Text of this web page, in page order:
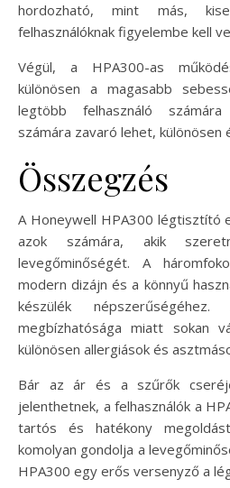
hordozható, mint más,
felhasználóknak figyelembe kell
Végül, a HPA300-as
különösen a magasabb
legtöbb felhasználó
számára zavaró lehet, különösen
Összegzés
A Honeywell HPA300 légtisztító
azok számára, akik
levegőminőségét. A
modern dizájn és a könnyű
készülék
megbízhatósága miatt sokan
különösen allergiások és
Bár az ár és a szűrők
jelenthetnek, a felhasználók a
tartós és hatékony
komolyan gondolja a
HPA300 egy erős versenyző a